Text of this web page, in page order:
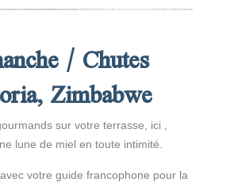
/ Chutes
Zimbabwe
sur votre terrasse, ici ,
lune de miel en toute intimité.
votre guide francophone pour la